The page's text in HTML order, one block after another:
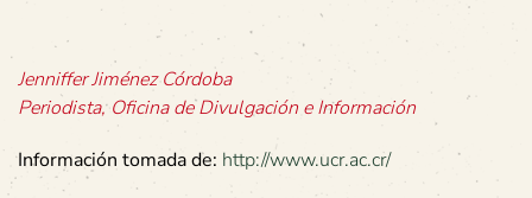
Jenniffer Jiménez Córdoba
Periodista, Oficina de Divulgación e Información
Información tomada de: http://www.ucr.ac.cr/